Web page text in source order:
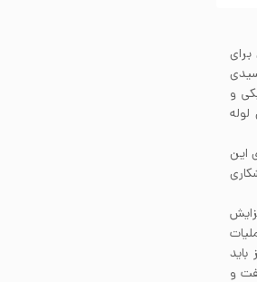
برای
و
این
جوشکاری
می‌شود. لوله استیل 316 برای عملیات
باید
نفت و